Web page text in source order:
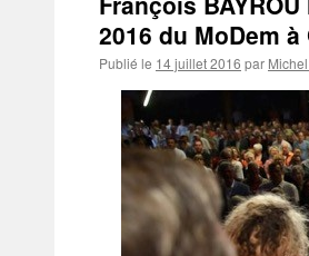
2016 du MoDem à
Publié le 14 juillet 2016 par